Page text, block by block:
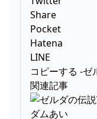
Share
Pocket
Hatena
LINE
コピーする -ゼ
関連記事